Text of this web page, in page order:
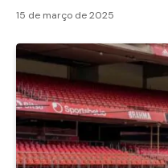
15 de março de 2025